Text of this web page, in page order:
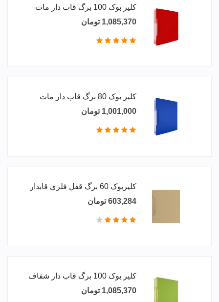
کلیر بوک 100 برگ قاب دار مات
1,085,370 تومان
کلیر بوک 80 برگ قاب دار مات
1,001,000 تومان
کلیربوک 60 برگ قفل فلزی قابدار
603,284 تومان
کلیر بوک 100 برگ قاب دار شفاف
1,085,370 تومان